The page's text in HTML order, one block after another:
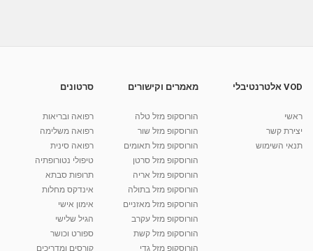
VOD אלטרנטיבלי
ראשי
יצירת קשר
תנאי השימוש
מאמרים וקישורים
הורוסקופ מזל טלה
הורוסקופ מזל שור
הורוסקופ מזל תאומים
הורוסקופ מזל סרטן
הורוסקופ מזל אריה
הורוסקופ מזל בתולה
הורוסקופ מזל מאזניים
הורוסקופ מזל עקרב
הורוסקופ מזל קשת
הורוסקופ מזל גדי
סרטונים
רפואה ובריאות
רפואה משלימה
רפואה סינית
טיפולי נטורופתיה
תרופות סבתא
אינדקס מחלות
אימון אישי
הגיל שלישי
ספורט וכושר
קורסים ומדריכים